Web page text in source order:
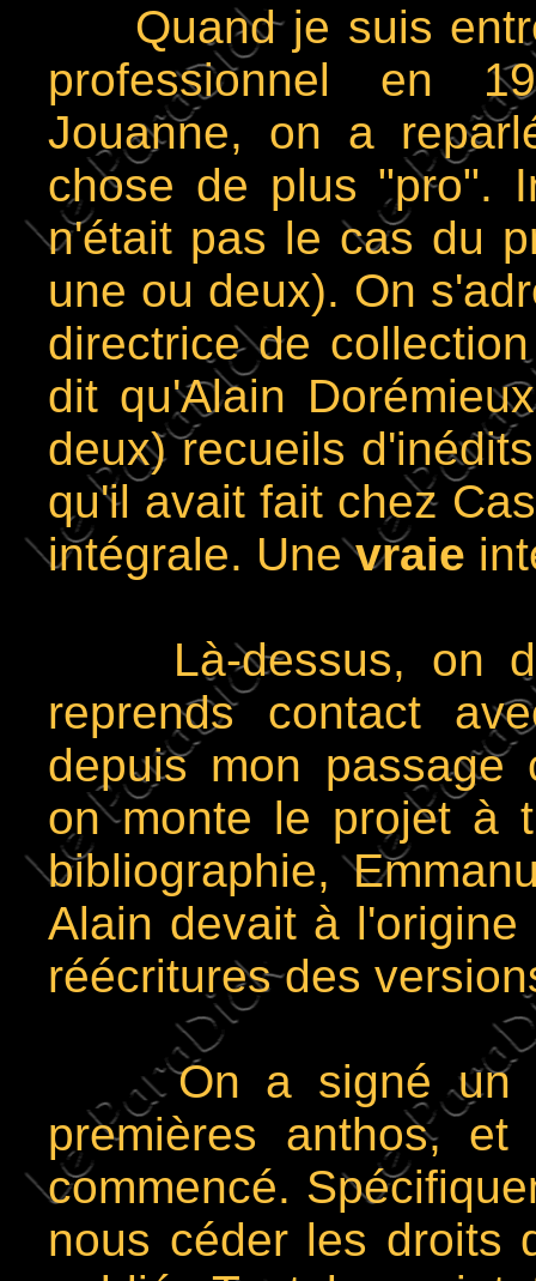
Quand je suis
professionnel en
Jouanne, on a
chose de plus "pro".
n'était pas le cas du
une ou deux). On
directrice de
dit qu'Alain
deux) recueils
qu'il avait fait chez
intégrale. Unevraie
Là-dessus, on
reprends contact
depuis mon passage
on monte le projet à
bibliographie,
Alain devait à
réécritures des
On a signé un
premières anthos,
commencé.
nous céder les droits